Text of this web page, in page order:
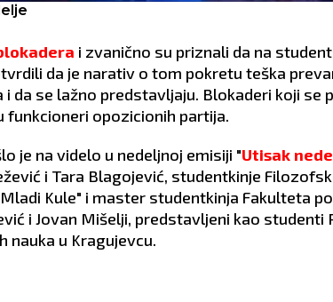
i zvanično su priznali da na
da je narativ o tom pokretu teška
da se lažno predstavljaju. Blokaderi koji se
funkcioneri opozicionih partija.
je na videlo u nedeljnoj emisiji "Utisak
i Tara Blagojević, studentkinje
Kule" i master studentkinja Fakulteta
i Jovan Mišelji, predstavljeni kao
nauka u Kragujevcu.